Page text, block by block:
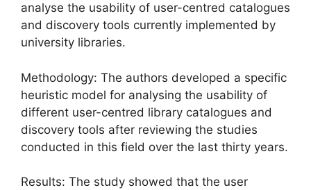
analyse the usability of user-centred catalogues
and discovery tools currently implemented by
university libraries.
Methodology: The authors developed a specific
heuristic model for analysing the usability of
different user-centred library catalogues and
discovery tools after reviewing the studies
conducted in this field over the last thirty years.
Results: The study showed that the user